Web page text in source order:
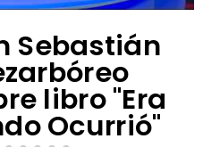
Sebastián
libro "Era
Ocurrió"